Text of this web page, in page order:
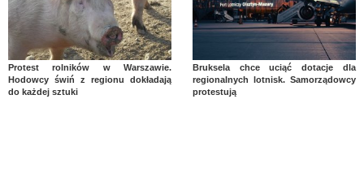
Protest rolników w Warszawie.
Hodowcy świń z regionu dokładają
do każdej sztuki
Bruksela chce uciąć dotacje dla
regionalnych lotnisk. Samorządowcy
protestują